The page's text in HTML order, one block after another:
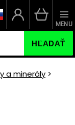
HĽADAŤ
MENU
a minerály